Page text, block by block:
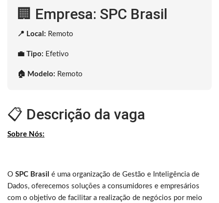
🏢 Empresa: SPC Brasil
📍 Local: Remoto
💼 Tipo: Efetivo
🏠 Modelo: Remoto
📋 Descrição da vaga
Sobre Nós:
O SPC Brasil é uma organização de Gestão e Inteligência de
Dados, oferecemos soluções a consumidores e empresários
com o objetivo de facilitar a realização de negócios por meio